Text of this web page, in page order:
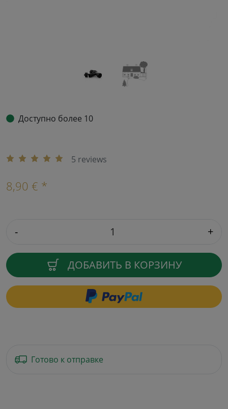
Доступно более 10
5 reviews
8,90 € *
- +
ДОБАВИТЬ В КОРЗИНУ
Готово к отправке